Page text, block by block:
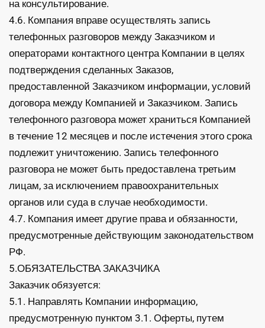
на консультирование.
4.6. Компания вправе осуществлять запись
телефонных разговоров между Заказчиком и
операторами контактного центра Компании в целях
подтверждения сделанных Заказов,
предоставленной Заказчиком информации, условий
договора между Компанией и Заказчиком. Запись
телефонного разговора может храниться Компанией
в течение 12 месяцев и после истечения этого срока
подлежит уничтожению. Запись телефонного
разговора не может быть предоставлена третьим
лицам, за исключением правоохранительных
органов или суда в случае необходимости.
4.7. Компания имеет другие права и обязанности,
предусмотренные действующим законодательством
РФ.
5.ОБЯЗАТЕЛЬСТВА ЗАКАЗЧИКА
Заказчик обязуется:
5.1. Направлять Компании информацию,
предусмотренную пунктом 3.1. Оферты, путем